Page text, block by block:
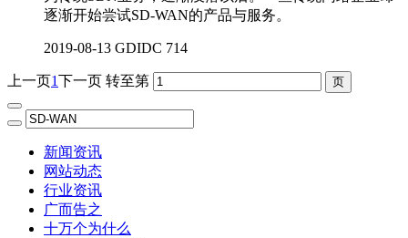
逐渐开始尝试SD-WAN的产品与服务。
2019-08-13 GDIDC 714
上一页1下一页 转至第
新闻资讯
网站动态
行业资讯
广而告之
十万个为什么